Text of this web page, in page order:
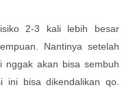
2-3 kali lebih besar
Nantinya setelah
nggak akan bisa sembuh
ini bisa dikendalikan qo.